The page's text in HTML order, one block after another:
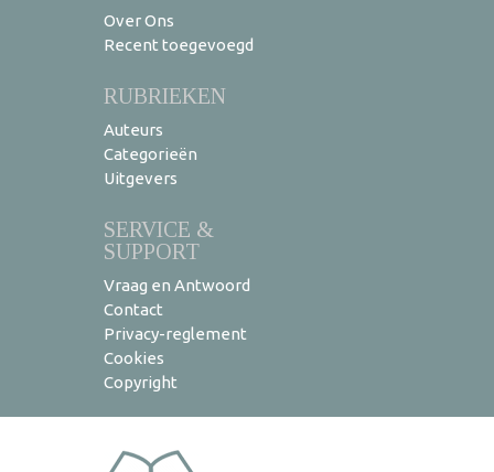
Over Ons
Recent toegevoegd
RUBRIEKEN
Auteurs
Categorieën
Uitgevers
SERVICE &
SUPPORT
Vraag en Antwoord
Contact
Privacy-reglement
Cookies
Copyright